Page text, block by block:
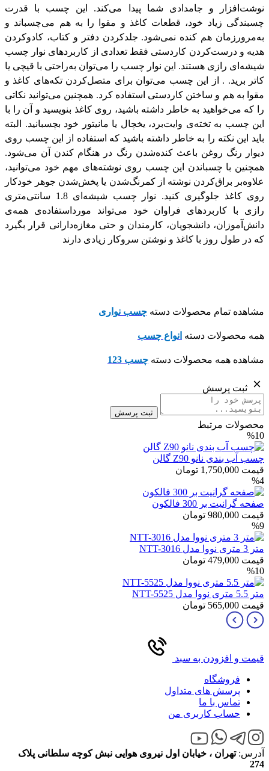
نوشت‌افزار و جامدادی شما پیدا می‌کند. این چسب با قدرت
چسبندگی زیاد خود، قطعات کاغذ و مقوا را به هم می‌چسباند و
به‌مرورزمان هم کنده نمی‌شود. جلدکردن دفتر و کتاب، کادوکردن
هدیه و درست‌کردن کاردستی فقط تعدادی از کاربردهای نوار چسب
شیشه‌ای رازی هستند. این نوار چسب را می‌توان به‌راحتی با قیچی یا
کاتر برید. . از این چسب می‌توان برای متصل‌کردن تکه‌های کاغذ و
مقوا به هم و ساختن کاردستی استفاده کرد. همچنین می‌توانید نکاتی
را که می‌خواهید به خاطر داشته باشید، روی کاغذ بنویسید و آن را با
این چسب به تخته‌ی وایت‌برد، یخچال یا مانیتور خود بچسبانید. البته
باید این نکته را به خاطر داشته باشید که استفاده از این چسب روی
دیوار رنگ روغن باعث کنده‌شدن رنگ در هنگام کندن آن می‌شود.
همچنین با چسباندن این چسب روی نوشته‌های مهم خود می‌توانید،
علاوه‌بر براق‌کردن نوشته از کمرنگ‌شدن یا پخش‌شدن جوهر خودکار
روی کاغذ جلوگیری کنید. نوار چسب شیشه‌ای 1.8 سانتی‌متری
رازی با کاربردهای فراوان خود می‌تواند مورداستفاده‌ی همه‌ی
دانش‌آموزان، دانشجویان، کارمندان و حتی مغازه‌دارانی قرار بگیرد
که در طول روز با کاغذ و نوشتن سروکار زیادی دارند
مشاهده تمام محصولات دسته چسب نواری
همه محصولات دسته انواع چسب
مشاهده همه محصولات دسته چسب 123
ثبت پرسش
ثبت پرسش
محصولات مرتبط
%10
چسب آب بندی نانو Z90 گالن
قیمت 1,750,000 تومان
%4
صفحه گرانیت بر 300 فالکون
قیمت 980,000 تومان
%9
متر 3 متری نووا مدل NTT-3016
قیمت 479,000 تومان
%10
متر 5.5 متری نووا مدل NTT-5525
قیمت 565,000 تومان
قیمت و افزودن به سبد
فروشگاه
پرسش های متداول
تماس با ما
حساب کاربری من
آدرس:تهران ، خیابان اول نیروی هوایی نبش کوچه سلطانی پلاک
274